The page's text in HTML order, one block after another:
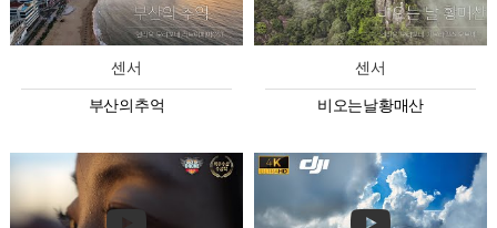
센서
부산의추억
센서
비오는날황매산